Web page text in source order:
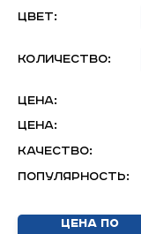
Цвет:
Количество:
Цена:
Цена:
Качество:
Популярность:
Цена по